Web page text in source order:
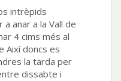
intrèpids
anar a la Vall de
4 cims més al
Així doncs es
la tarda per
dissabte i